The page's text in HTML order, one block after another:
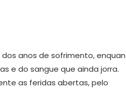
anos de sofrimento,
e do sangue que ainda jorra.
as feridas abertas, pelo